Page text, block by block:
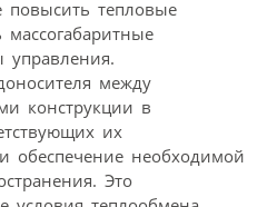
повысить тепловые
массогабаритные
управления.
между
конструкции в
их
обеспечение необходимой
Это